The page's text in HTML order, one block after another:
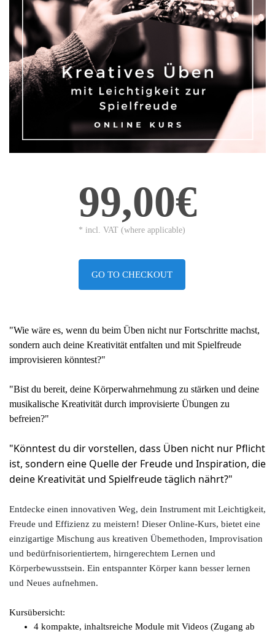
99,00€
* incl. VAT (where applicable)
GO TO CHECKOUT
"Wie wäre es, wenn du beim Üben nicht nur Fortschritte machst,
sondern auch deine Kreativität entfalten und mit Spielfreude
improvisieren könntest?"
"Bist du bereit, deine Körperwahrnehmung zu stärken und deine
musikalische Kreativität durch improvisierte Übungen zu
befreien?"
"Könntest du dir vorstellen, dass Üben nicht nur Pflicht
ist, sondern eine Quelle der Freude und Inspiration, die
deine Kreativität und Spielfreude täglich nährt?"
Entdecke einen innovativen Weg, dein Instrument mit Leichtigkeit,
Freude und Effizienz zu meistern! Dieser Online-Kurs, bietet eine
einzigartige Mischung aus kreativen Übemethoden, Improvisation
und bedürfnisorientiertem, hirngerechtem Lernen und
Körperbewusstsein. Ein entspannter Körper kann besser lernen
und Neues aufnehmen.
Kursübersicht:
4 kompakte, inhaltsreiche Module mit Videos (Zugang ab